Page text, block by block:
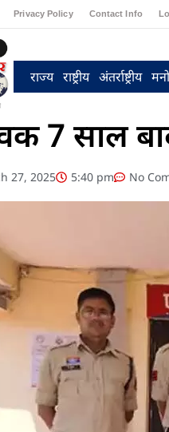
Privacy Policy Contact Info
राज्य राष्ट्रीय अंतर्राष्ट्रीय
7 साल
27, 2025 5:40 pm No